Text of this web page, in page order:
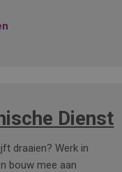
Dienst
draaien? Werk in
bouw mee aan